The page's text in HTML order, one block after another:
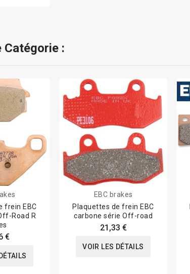
Catégorie :
frein EBC
Road R
€
EBC brakes
Plaquettes de frein EBC
carbone série Off-road
21,33 €
VOIR LES DÉTAILS